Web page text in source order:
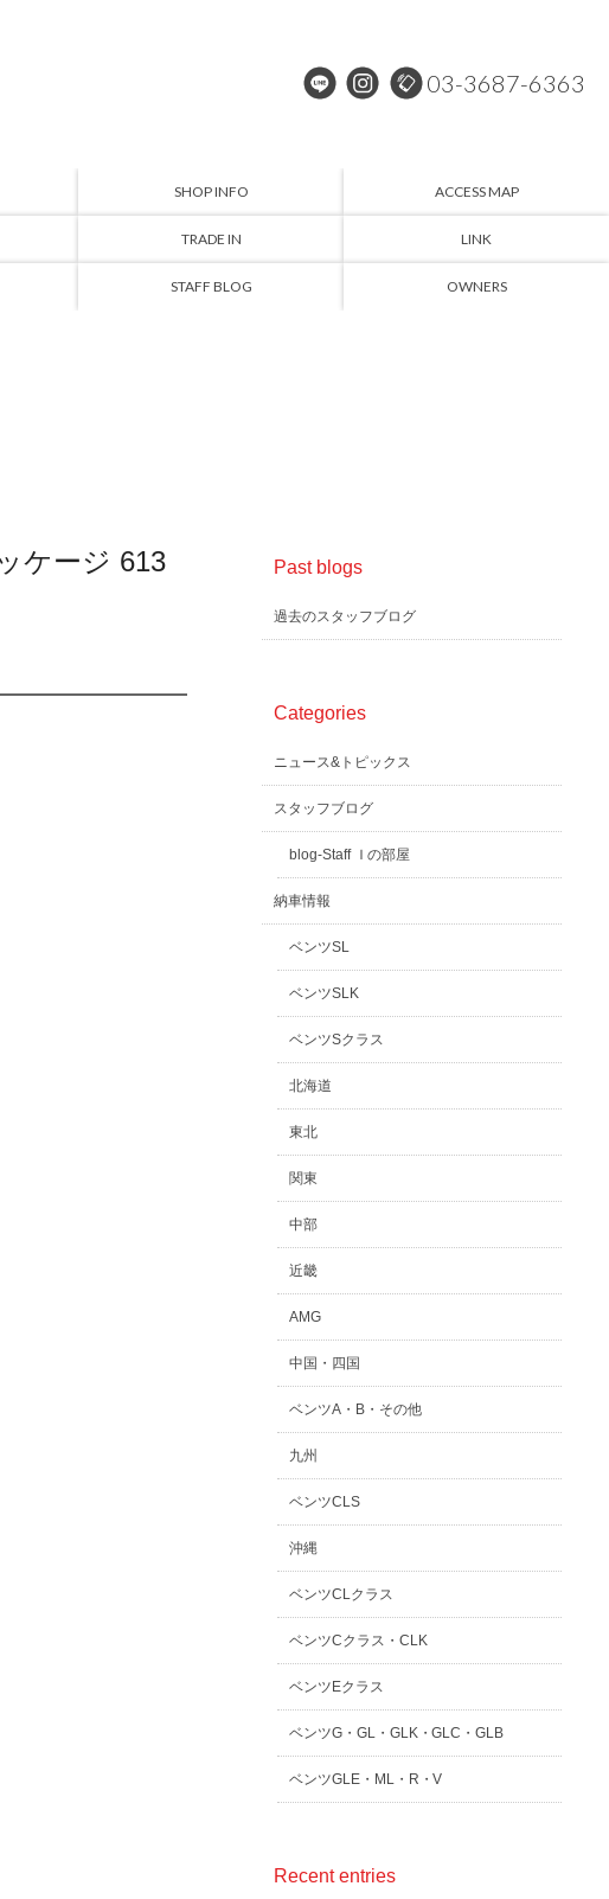
03-3687-6363
SHOP INFO ACCESS MAP
TRADE IN LINK
STAFF BLOG OWNERS
ケージ 613
Past blogs
過去のスタッフブログ
Categories
ニュース&トピックス
スタッフブログ
blog-Staff Ｉの部屋
納車情報
ベンツSL
ベンツSLK
ベンツSクラス
北海道
東北
関東
中部
近畿
AMG
中国・四国
ベンツA・B・その他
九州
ベンツCLS
沖縄
ベンツCLクラス
ベンツCクラス・CLK
ベンツEクラス
ベンツG・GL・GLK・GLC・GLB
ベンツGLE・ML・R・V
Recent entries